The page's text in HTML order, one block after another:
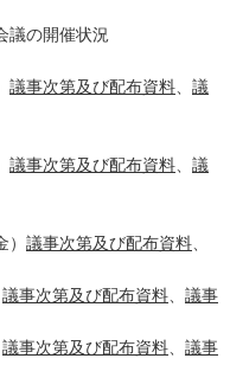
の開催状況
議事次第及び配布資料
議
議事次第及び配布資料
議
議事次第及び配布資料
議事次第及び配布資料
議事
議事次第及び配布資料
議事